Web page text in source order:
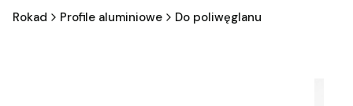
Rokad Profile aluminiowe Do poliwęglanu